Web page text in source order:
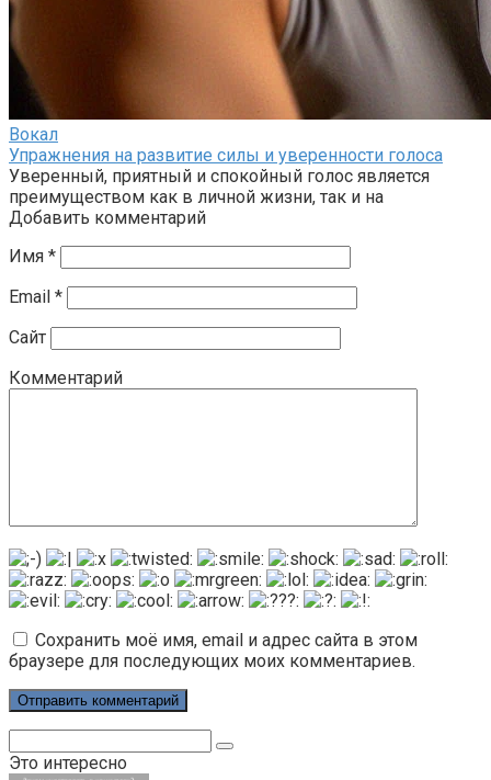
Вокал
Упражнения на развитие силы и уверенности голоса
Уверенный, приятный и спокойный голос является
преимуществом как в личной жизни, так и на
Добавить комментарий
Имя *
Email *
Сайт
Комментарий
Сохранить моё имя, email и адрес сайта в этом
браузере для последующих моих комментариев.
Это интересно